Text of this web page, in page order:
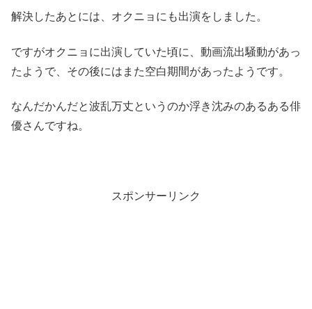
解決したあとには、オクニョにも出演をしました。
ですがオクニョに出演していた頃に、動画流出騒動があっ
たようで、その後にはまた空白期間があったようです。
なんだかんだと波乱万丈というのか浮き沈みのあるある俳
優さんですね。
スポンサーリンク